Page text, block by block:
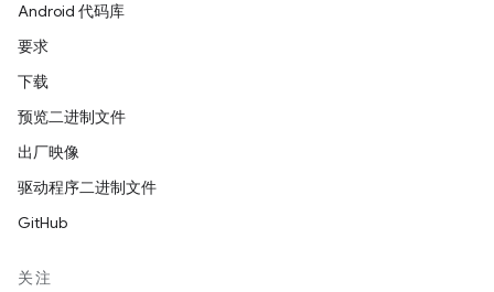
Android 代码库
要求
下载
预览二进制文件
出厂映像
驱动程序二进制文件
GitHub
关注